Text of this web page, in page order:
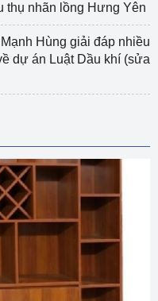
thụ nhãn lồng Hưng Yên
Hùng giải đáp nhiều
dự án Luật Dầu khí (sửa